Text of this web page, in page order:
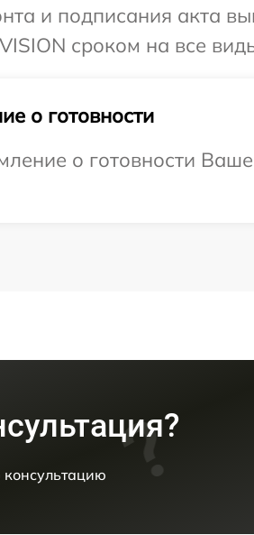
и подписания акта
сроком на все
о готовности
о готовности